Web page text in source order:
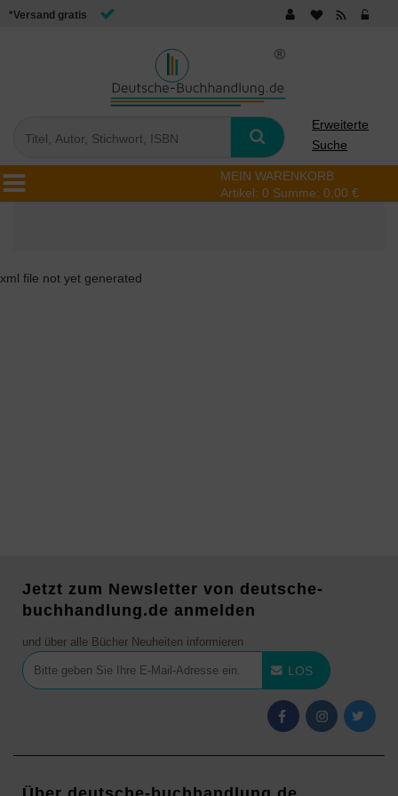
*Versand gratis
Erweiterte
Suche
MEIN WARENKORB
Artikel: 0 Summe: 0,00 €
xml file not yet generated
Jetzt zum Newsletter von deutsche-
buchhandlung.de anmelden
und über alle Bücher Neuheiten informieren
LOS